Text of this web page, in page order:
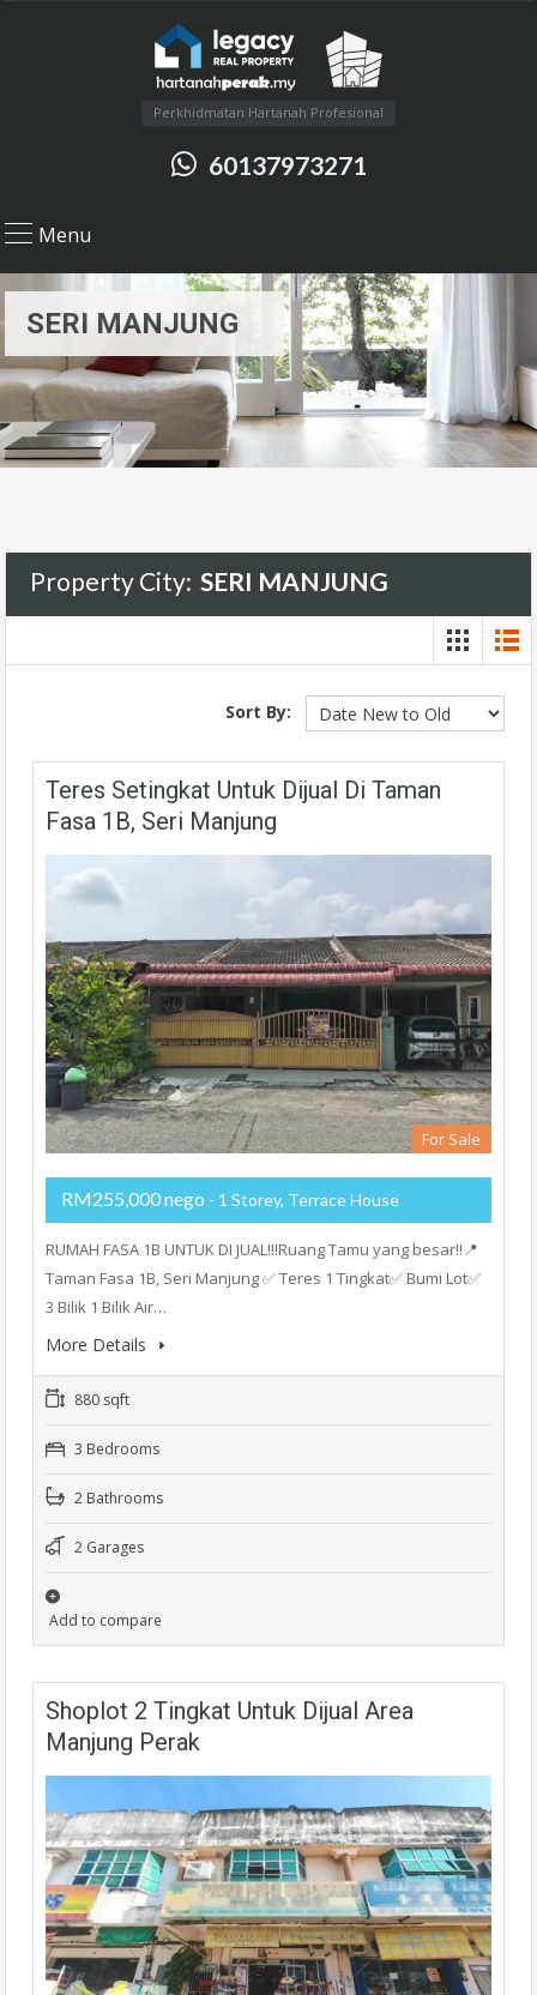
Perkhidmatan Hartanah Profesional
60137973271
Menu
SERI MANJUNG
Property City: SERI MANJUNG
Sort By:
Teres Setingkat Untuk Dijual Di Taman
Fasa 1B, Seri Manjung
For Sale
RM255,000 nego - 1 Storey, Terrace House
RUMAH FASA 1B UNTUK DI JUAL!!!Ruang Tamu yang besar!!📍
Taman Fasa 1B, Seri Manjung ✅ Teres 1 Tingkat✅ Bumi Lot✅
3 Bilik 1 Bilik Air…
More Details
880 sqft
3 Bedrooms
2 Bathrooms
2 Garages
Add to compare
Shoplot 2 Tingkat Untuk Dijual Area
Manjung Perak